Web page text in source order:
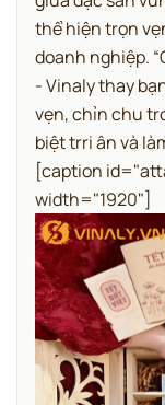
thể hiện trọn
doanh nghiệp.
- Vinaly thay
vẹn, chỉn chu
biệt trri ân và
[caption
width="1920"]